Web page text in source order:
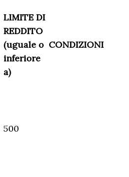
LIMITE DI
REDDITO
(uguale o
inferiore
a)
CONDIZIONI
500